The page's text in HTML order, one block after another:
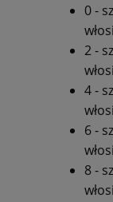
0 -
2 -
4 -
6 -
8 -